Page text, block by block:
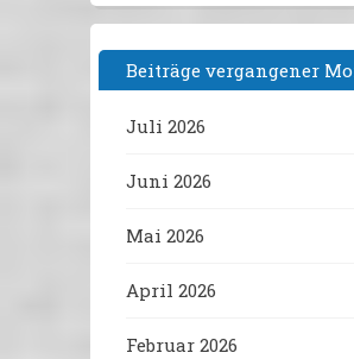
Beiträge vergangener
Juli 2026
Juni 2026
Mai 2026
April 2026
Februar 2026